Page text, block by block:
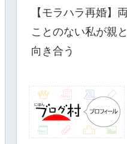
【モラハラ再婚】
ことのない私が親
向き合う